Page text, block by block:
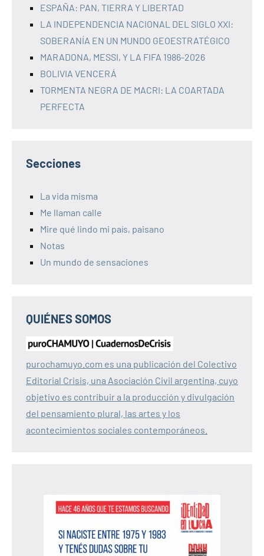
ESPAÑA: PAN, TIERRA Y LIBERTAD
LA INDEPENDENCIA NACIONAL DEL SIGLO XXI:
SOBERANÍA EN UN MUNDO GEOESTRATÉGICO
MARADONA, MESSI, Y LA FIFA 1986-2026
BOLIVIA VENCERÁ
TORMENTA NEGRA DE MACRI: LA COARTADA
PERFECTA
Secciones
La vida misma
Me llaman calle
Mire qué lindo mi país, paisano
Notas
Un mundo de sensaciones
QUIÉNES SOMOS
purochamuyo.com es una publicación del Colectivo
Editorial Crisis, una Asociación Civil argentina, cuyo
objetivo es contribuir a la producción y divulgación
del pensamiento plural, las artes y los
acontecimientos sociales contemporáneos.